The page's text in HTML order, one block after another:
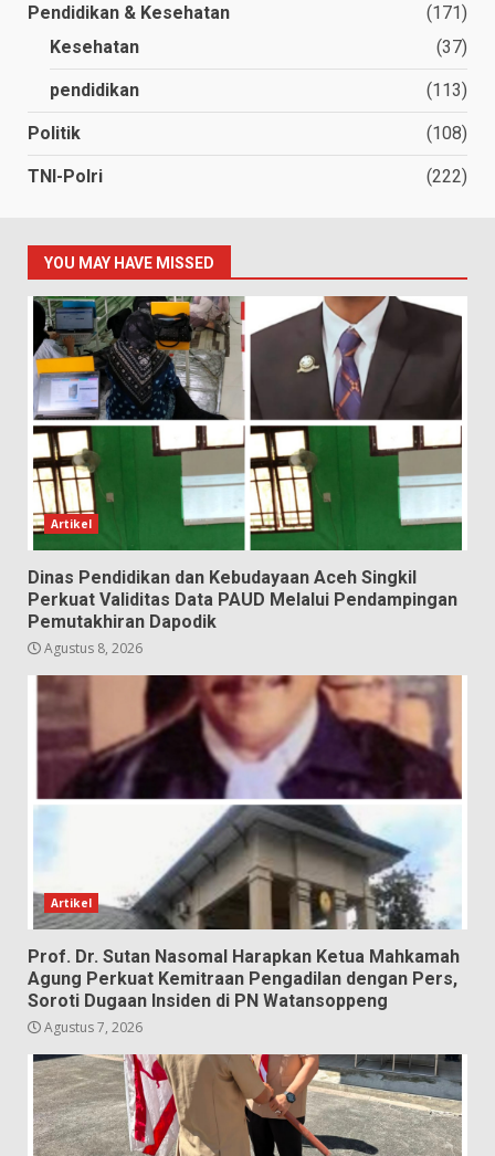
Pendidikan & Kesehatan
(171)
Kesehatan
(37)
pendidikan (113)
Politik (108)
TNI-Polri (222)
YOU MAY HAVE MISSED
Artikel
Dinas Pendidikan dan Kebudayaan Aceh Singkil
Perkuat Validitas Data PAUD Melalui Pendampingan
Pemutakhiran Dapodik
Agustus 8, 2026
Artikel
Prof. Dr. Sutan Nasomal Harapkan Ketua Mahkamah
Agung Perkuat Kemitraan Pengadilan dengan Pers,
Soroti Dugaan Insiden di PN Watansoppeng
Agustus 7, 2026